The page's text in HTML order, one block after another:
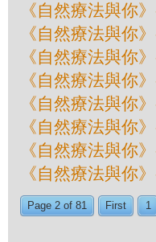
《自然療法與你
《自然療法與你
《自然療法與你
《自然療法與你
《自然療法與你
《自然療法與你
《自然療法與你
《自然療法與你
Page 2 of 81 First 1